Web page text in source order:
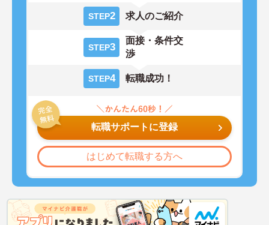
STEP2 求人のご紹介
STEP3
面接・条件交
渉
STEP4 転職成功！
転職サポートに登録
はじめて転職する方へ